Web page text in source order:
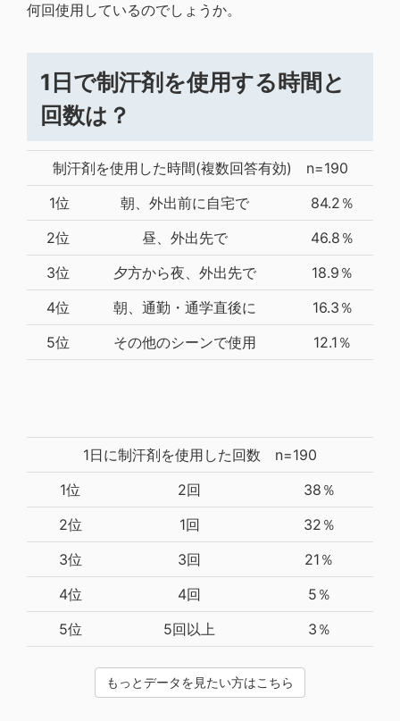
何回使用しているのでしょうか。
1日で制汗剤を使用する時間と
回数は ？
制汗剤を使用した時間(複数回答有効) n=190
1位
朝、外出前に自宅で
84.2％
2位
昼、外出先で
46.8％
3位
夕方から夜、外出先で
18.9％
4位
朝、通勤・通学直後に
16.3％
5位
その他のシーンで使用 12.1％
1日に制汗剤を使用した回数 n=190
1位
2回
38％
2位
1回
32％
3位
3回
21％
4位
4回
5％
5位
5回以上 3％
もっとデータを見たい方はこちら